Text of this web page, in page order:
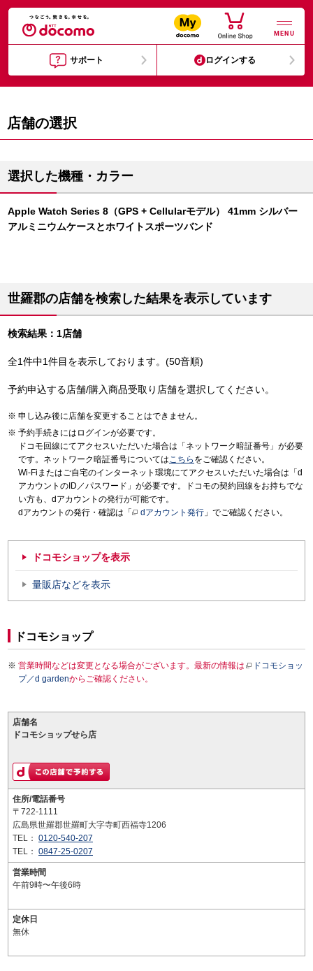
MENU
サポート ログインする
店舗の選択
選択した機種・カラー
Apple Watch Series 8（GPS + Cellularモデル） 41mm シルバー
アルミニウムケースとホワイトスポーツバンド
世羅郡の店舗を検索した結果を表示しています
検索結果：1店舗
全1件中1件目を表示しております。(50音順)
予約申込する店舗/購入商品受取り店舗を選択してください。
申し込み後に店舗を変更することはできません。
予約手続きにはログインが必要です。
ドコモ回線にてアクセスいただいた場合は「ネットワーク暗証番号」が必要
です。ネットワーク暗証番号についてはこちら をご確認ください。
Wi-Fiまたはご自宅のインターネット環境にてアクセスいただいた場合は「d
アカウントのID／パスワード」が必要です。ドコモの契約回線をお持ちでな
い方も、dアカウントの発行が可能です。
dアカウントの発行・確認は「
dアカウント発行 」でご確認ください。
ドコモショップを表示
量販店などを表示
ドコモショップ
営業時間などは変更となる場合がございます。最新の情報は
ドコモショッ
プ／d gardenからご確認ください。
店舗名
ドコモショップせら店
住所/電話番号
〒722-1111
広島県世羅郡世羅町大字寺町西福寺1206
TEL： 0120-540-207
TEL： 0847-25-0207
営業時間
午前9時〜午後6時
定休日
無休